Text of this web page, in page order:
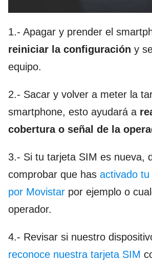
1.- Apagar y prender el
reiniciar la configuración y
equipo.
2.- Sacar y volver a meter la
smartphone, esto ayudará a
cobertura o señal de la
3.- Si tu tarjeta SIM es nueva,
comprobar que has activado
por Movistar por ejemplo o
operador.
4.- Revisar si nuestro
reconoce nuestra tarjeta SIM